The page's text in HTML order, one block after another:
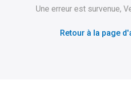
Une erreur est survenue,
Retour à la page